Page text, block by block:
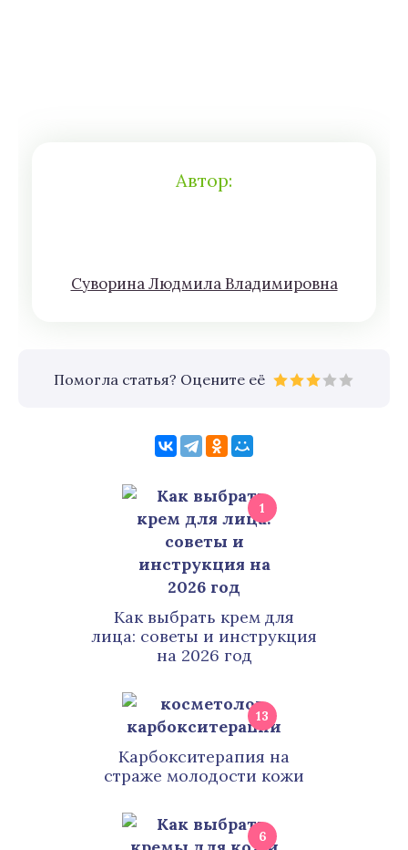
Автор:
Сyвoрина Людмилa Влaдимирoвна
Помогла статья? Оцените её
1
Как выбрать крем для
лица: советы и инструкция
на 2026 год
13
Карбокситерапия на
страже молодости кожи
6